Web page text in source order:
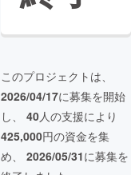
このプロジェクトは、
2026/04/17に募集を開始
し、 40人の支援により
425,000円の資金を集
め、 2026/05/31に募集を